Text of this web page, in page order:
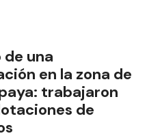
una
en la zona de
trabajaron
de